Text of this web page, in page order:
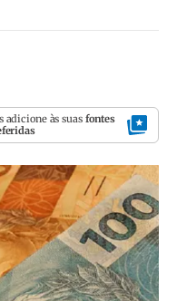
adicione às suas fontes